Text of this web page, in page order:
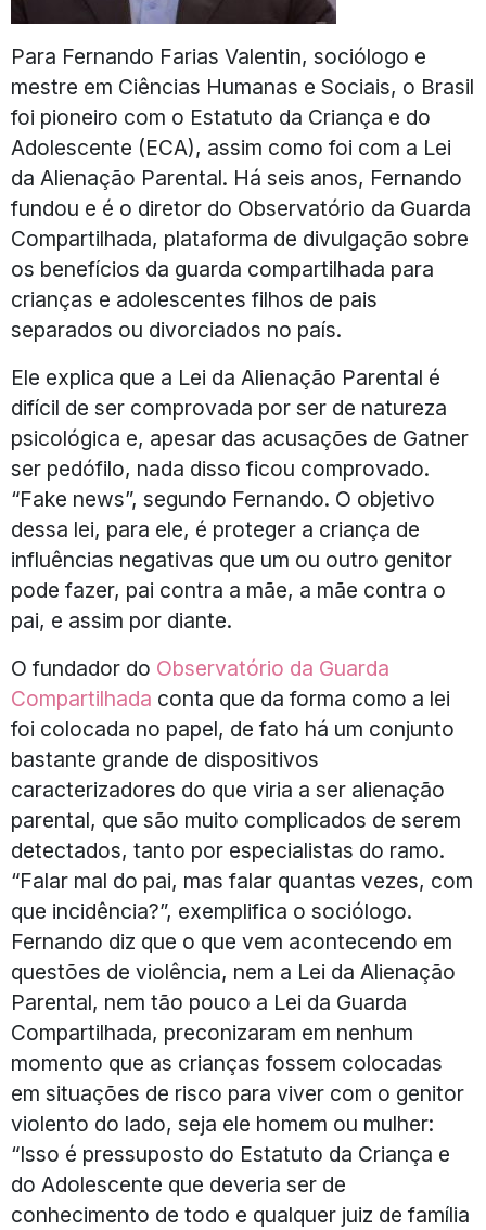
Para Fernando Farias Valentin, sociólogo e
mestre em Ciências Humanas e Sociais, o Brasil
foi pioneiro com o Estatuto da Criança e do
Adolescente (ECA), assim como foi com a Lei
da Alienação Parental. Há seis anos, Fernando
fundou e é o diretor do Observatório da Guarda
Compartilhada, plataforma de divulgação sobre
os benefícios da guarda compartilhada para
crianças e adolescentes filhos de pais
separados ou divorciados no país.
Ele explica que a Lei da Alienação Parental é
difícil de ser comprovada por ser de natureza
psicológica e, apesar das acusações de Gatner
ser pedófilo, nada disso ficou comprovado.
“Fake news”, segundo Fernando. O objetivo
dessa lei, para ele, é proteger a criança de
influências negativas que um ou outro genitor
pode fazer, pai contra a mãe, a mãe contra o
pai, e assim por diante.
O fundador do Observatório da Guarda
Compartilhada conta que da forma como a lei
foi colocada no papel, de fato há um conjunto
bastante grande de dispositivos
caracterizadores do que viria a ser alienação
parental, que são muito complicados de serem
detectados, tanto por especialistas do ramo.
“Falar mal do pai, mas falar quantas vezes, com
que incidência?”, exemplifica o sociólogo.
Fernando diz que o que vem acontecendo em
questões de violência, nem a Lei da Alienação
Parental, nem tão pouco a Lei da Guarda
Compartilhada, preconizaram em nenhum
momento que as crianças fossem colocadas
em situações de risco para viver com o genitor
violento do lado, seja ele homem ou mulher:
“Isso é pressuposto do Estatuto da Criança e
do Adolescente que deveria ser de
conhecimento de todo e qualquer juiz de família